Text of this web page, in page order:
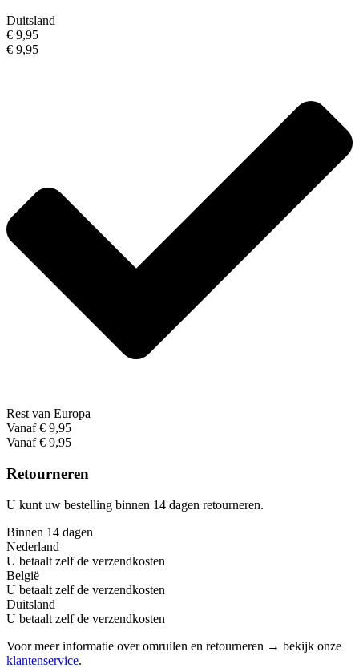
Duitsland
€ 9,95
€ 9,95
Rest van Europa
Vanaf € 9,95
Vanaf € 9,95
Retourneren
U kunt uw bestelling binnen 14 dagen retourneren.
Binnen 14 dagen
Nederland
U betaalt zelf de verzendkosten
België
U betaalt zelf de verzendkosten
Duitsland
U betaalt zelf de verzendkosten
Voor meer informatie over omruilen en retourneren → bekijk onze
klantenservice.